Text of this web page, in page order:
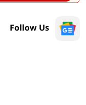
Follow Us